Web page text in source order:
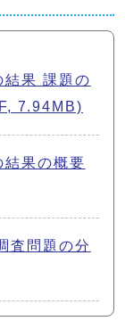
結果 課題の
7.94MB)
結果の概要
査問題の分